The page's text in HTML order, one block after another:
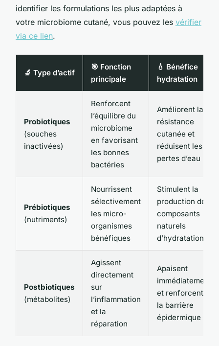
identifier les formulations les plus adaptées à
votre microbiome cutané, vous pouvez les vérifier
via ce lien.
🔬 Type d’actif
🎯 Fonction
principale
💧 Bénéfice
hydratation
Probiotiques
(souches
inactivées)
Renforcent
l’équilibre du
microbiome
en favorisant
les bonnes
bactéries
Améliorent la
résistance
cutanée et
réduisent les
pertes d’eau
Prébiotiques
(nutriments)
Nourrissent
sélectivement
les micro-
organismes
bénéfiques
Stimulent la
production de
composants
naturels
d’hydratation
Postbiotiques
(métabolites)
Agissent
directement
sur
l’inflammation
et la
réparation
Apaisent
immédiatement
et renforcent
la barrière
épidermique